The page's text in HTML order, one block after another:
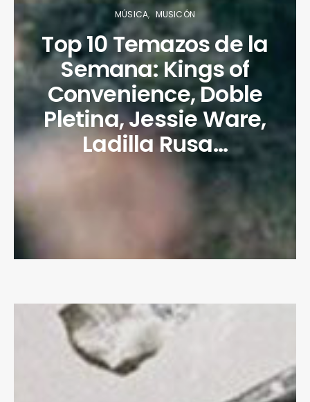
MÚSICA MUSICÓN
Top 10 Temazos de la
Semana: Kings of
Convenience, Doble
Pletina, Jessie Ware,
Ladilla Rusa…